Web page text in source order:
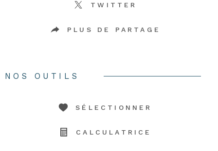
TWITTER
PLUS DE PARTAGE
NOS OUTILS
SÉLECTIONNER
CALCULATRICE